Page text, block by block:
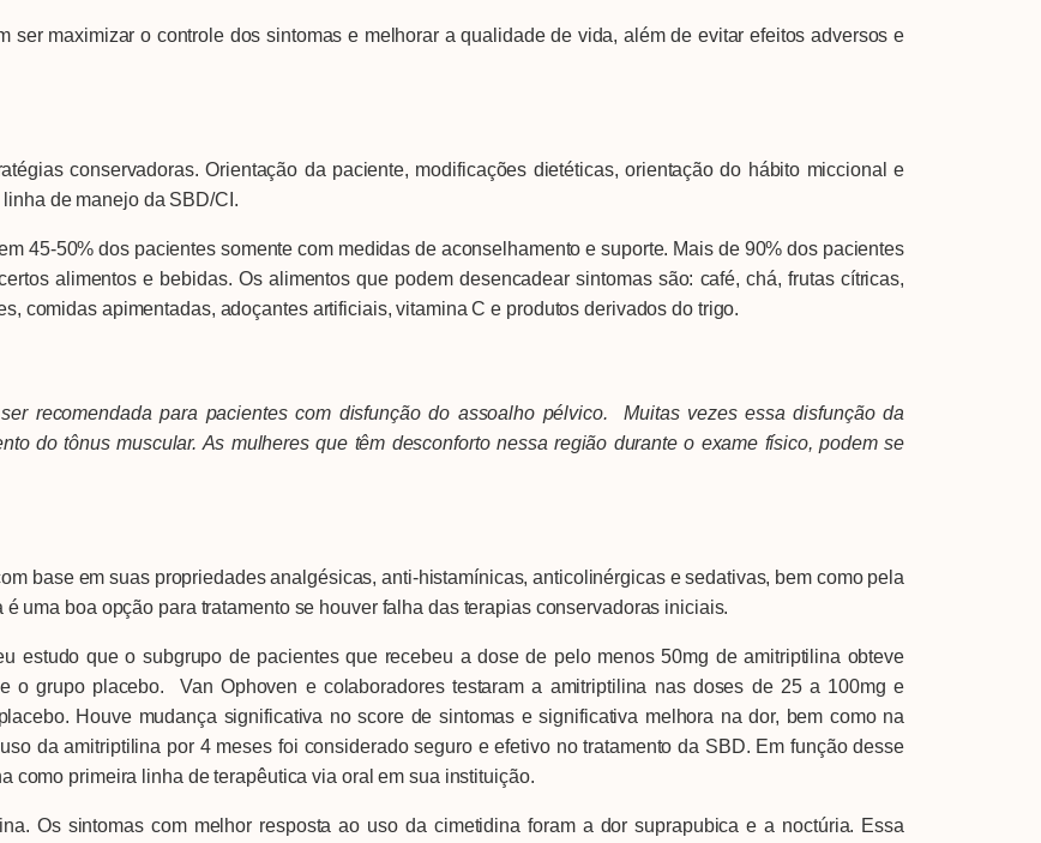
o controle dos sintomas e melhorar a qualidade de vida, além de evitar efeitos adversos e
conservadoras. Orientação da paciente, modificações dietéticas, orientação do hábito miccional e
de manejo da SBD/CI.
50% dos pacientes somente com medidas de aconselhamento e suporte. Mais de 90% dos pacientes
alimentos e bebidas. Os alimentos que podem desencadear sintomas são: café, chá, frutas cítricas,
comidas apimentadas, adoçantes artificiais, vitamina C e produtos derivados do trigo.
para pacientes com disfunção do assoalho pélvico. Muitas vezes essa disfunção da
do tônus muscular. As mulheres que têm desconforto nessa região durante o exame físico, podem se
em suas propriedades analgésicas, anti-histamínicas, anticolinérgicas e sedativas, bem como pela
uma boa opção para tratamento se houver falha das terapias conservadoras iniciais.
que o subgrupo de pacientes que recebeu a dose de pelo menos 50mg de amitriptilina obteve
o grupo placebo. Van Ophoven e colaboradores testaram a amitriptilina nas doses de 25 a 100mg e
Houve mudança significativa no score de sintomas e significativa melhora na dor, bem como na
da amitriptilina por 4 meses foi considerado seguro e efetivo no tratamento da SBD. Em função desse
como primeira linha de terapêutica via oral em sua instituição.
com melhor resposta ao uso da cimetidina foram a dor suprapubica e a noctúria. Essa